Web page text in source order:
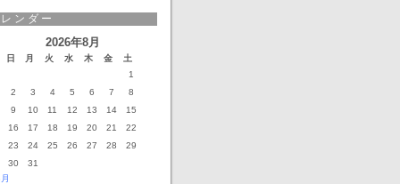
ンダー
2026年8月
日 月 火 水 木 金
土
1
2
3 4 5 6 7
8
9
10 11 12 13 14
15
16
17 18 19 20 21
22
23
24 25 26 27 28
29
30
31